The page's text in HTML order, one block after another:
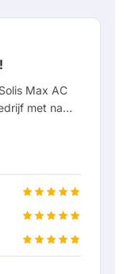
Max AC
met name
van
een gratis
om de thuis
aan
en